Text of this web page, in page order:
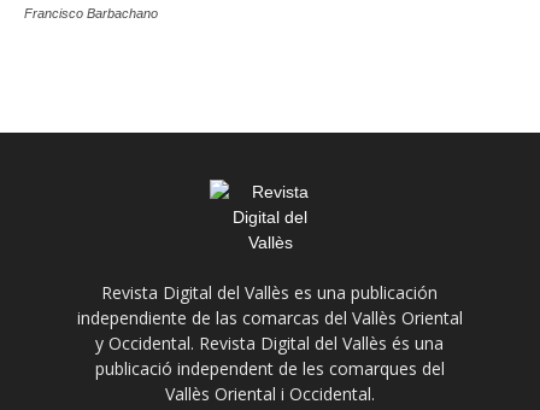
Francisco Barbachano
Revista Digital del Vallès es una publicación
independiente de las comarcas del Vallès Oriental
y Occidental. Revista Digital del Vallès és una
publicació independent de les comarques del
Vallès Oriental i Occidental.